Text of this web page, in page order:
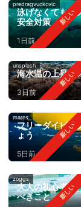
predragvuckovic
泳げなくてもス
安全対策
1日前
unsplash
海水温の上昇：
3日前
mares
フリーダイビン
ょう
5日前
zoggs
大人の初心者向
べきこと